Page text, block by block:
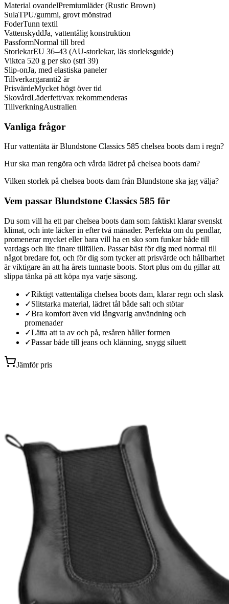
Material ovandelPremiumläder (Rustic Brown)
SulaTPU/gummi, grovt mönstrad
FoderTunn textil
VattenskyddJa, vattentålig konstruktion
PassformNormal till bred
StorlekarEU 36–43 (AU-storlekar, läs storleksguide)
Viktca 520 g per sko (strl 39)
Slip-onJa, med elastiska paneler
Tillverkargaranti2 år
PrisvärdeMycket högt över tid
SkovårdLäderfett/vax rekommenderas
TillverkningAustralien
Vanliga frågor
Hur vattentäta är Blundstone Classics 585 chelsea boots dam i regn?
Hur ska man rengöra och vårda lädret på chelsea boots dam?
Vilken storlek på chelsea boots dam från Blundstone ska jag välja?
Vem passar Blundstone Classics 585 för
Du som vill ha ett par chelsea boots dam som faktiskt klarar svenskt
klimat, och inte läcker in efter två månader. Perfekta om du pendlar,
promenerar mycket eller bara vill ha en sko som funkar både till
vardags och lite finare tillfällen. Passar bäst för dig med normal till
något bredare fot, och för dig som tycker att prisvärde och hållbarhet
är viktigare än att ha årets tunnaste boots. Stort plus om du gillar att
slippa tänka på att köpa nya varje säsong.
✓Riktigt vattentåliga chelsea boots dam, klarar regn och slask
✓Slitstarka material, lädret tål både salt och stötar
✓Bra komfort även vid långvarig användning och
promenader
✓Lätta att ta av och på, resåren håller formen
✓Passar både till jeans och klänning, snygg siluett
Jämför pris